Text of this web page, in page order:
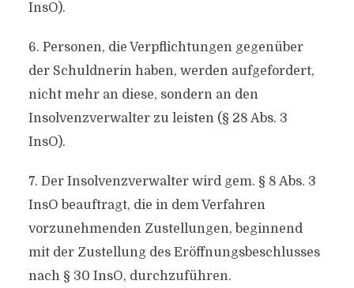
InsO).
6. Personen, die Verpflichtungen gegenüber
der Schuldnerin haben, werden aufgefordert,
nicht mehr an diese, sondern an den
Insolvenzverwalter zu leisten (§ 28 Abs. 3
InsO).
7. Der Insolvenzverwalter wird gem. § 8 Abs. 3
InsO beauftragt, die in dem Verfahren
vorzunehmenden Zustellungen, beginnend
mit der Zustellung des Eröffnungsbeschlusses
nach § 30 InsO, durchzuführen.